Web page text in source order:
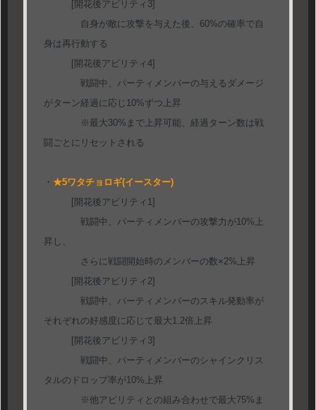
[開花後アビリティ3]
自身が敵に攻撃を与えた後、60%の確率で自
身は再行動する
[開花後アビリティ4]
戦闘中、パーティメンバーの与えるダメージ
がターン経過に応じ10%ずつ上昇
※最大30%まで上昇可能、経過ターン数は戦
闘ごとにリセットされる
・ ★5ワタチョロギ(イースター)
[開花後アビリティ1]
戦闘中、パーティメンバーの攻撃力が10%上
昇し、
さらに戦闘開始時のメンバーの数×2%上昇
[開花後アビリティ2]
戦闘中、パーティメンバーのスキル発動率が
それぞれの好感度に応じて最大1.2倍上昇
[開花後アビリティ3]
戦闘中、パーティメンバーのシャインクリス
タルのドロップ率が10%上昇
※他アビリティとの組み合わせで最大75%ま